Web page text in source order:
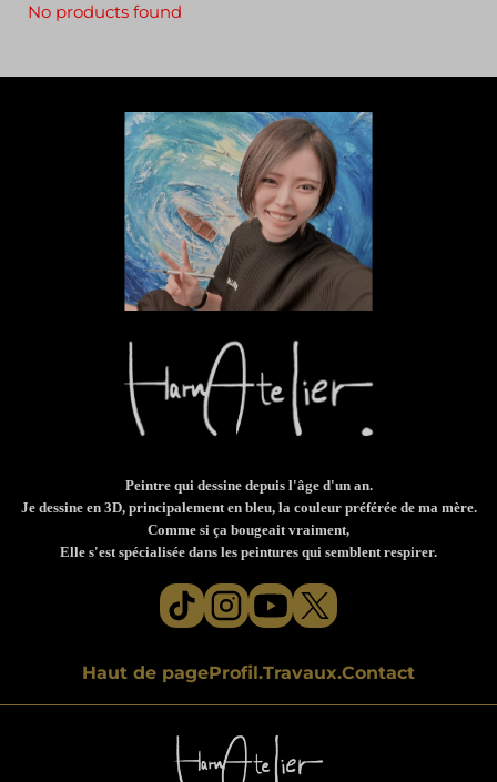
No products found
Peintre qui dessine depuis l'âge d'un an.
Je dessine en 3D, principalement en bleu, la couleur préférée de ma mère.
Comme si ça bougeait vraiment,
Elle s'est spécialisée dans les peintures qui semblent respirer.
Haut de pageProfil.Travaux.Contact